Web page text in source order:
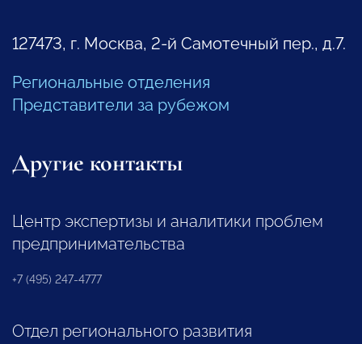
127473, г. Москва, 2-й Самотечный пер., д.7.
Региональные отделения
Представители за рубежом
Другие контакты
Центр экспертизы и аналитики проблем
предпринимательства
+7 (495) 247-4777
Отдел регионального развития